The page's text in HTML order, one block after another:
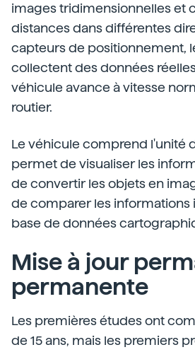
images tridimensionnelles et
distances dans différentes
capteurs de positionnement,
collectent des données
véhicule avance à vitesse
routier.
Le véhicule comprend l'unité
permet de visualiser les
de convertir les objets en
de comparer les informations
base de données
Mise à jour
permanente
Les premières études ont
de 15 ans, mais les premiers